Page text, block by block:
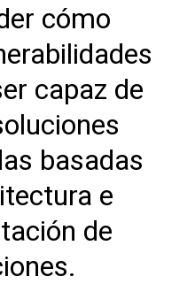
cómo
capaz de
basadas
e
de